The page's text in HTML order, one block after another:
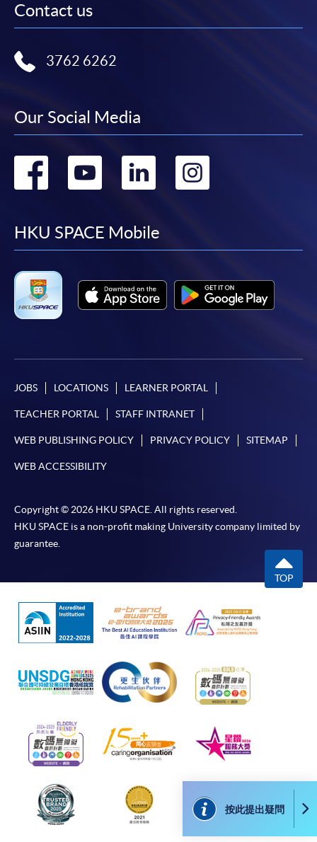
報讀同一學歷頒授課程內其他單元
個別課程為須報讀同一學歷頒授課程及其他單元或繳
交下期學費的學員，提供網上服務，如學員就讀的課
網上支付可通過「繳費靈」(PPS) (不適用於手機)、
Pay) 、「支付寶」(Online Alipay) 或 「轉數快」(FPS)
繳付學費。
親身報名/郵遞
報讀新課程
費以及所需證明文件呈交。
[ 下載報名表SF26]
表可向報名中心或有關課程負責人索取。填妥申請
表格後，請連同報名費/學費以及所需證明文件親
報讀同一學歷頒授課程內其他單元
​學院為學歷頒授課程特設「註冊及學費通知」，適
課程負責人會為學員送上「註冊及學費通知」
(「通知」)，請填妥有關「通知」，並親往報名中
心或以郵遞方式，遞交「通知」及繳交所需費用。
有關繳費詳情，請參閱 付款方法
。如對報名程序有任
人或報名中心。
課程/科目報名注意事項:
選用網上報名服務必須在已接駁互聯網及支援
JavaScript程式瀏覽器的電腦上進行。建議選用
按此提出疑問
折
Contact us
3762 6262
Our Social Media
Go
facebook
Go
youtube
Go
linkedin
HKU SPACE Mobile
JOBS LOCATIONS LEARNER PORTAL
TEACHER PORTAL STAFF INTRANET
WEB PUBLISHING POLICY PRIVACY POLICY SITEMAP
WEB ACCESSIBILITY
Copyright © 2026 HKU SPACE. All rights reserved.
HKU SPACE is a non-profit making University company limited by
guarantee.
TOP